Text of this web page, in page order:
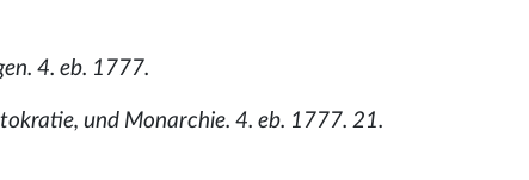
4. eb. 1777.
und Monarchie. 4. eb. 1777. 21.